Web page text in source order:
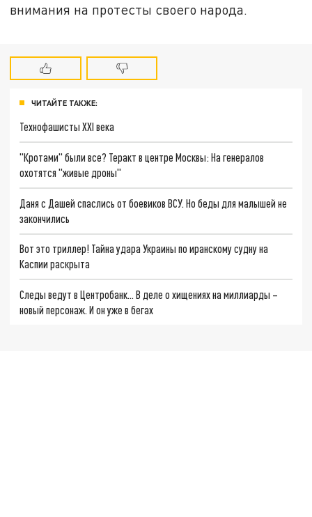
внимания на протесты своего народа.
ЧИТАЙТЕ ТАКЖЕ:
Технофашисты XXI века
"Кротами" были все? Теракт в центре Москвы: На генералов
охотятся "живые дроны"
Даня с Дашей спаслись от боевиков ВСУ. Но беды для малышей не
закончились
Вот это триллер! Тайна удара Украины по иранскому судну на
Каспии раскрыта
Следы ведут в Центробанк… В деле о хищениях на миллиарды –
новый персонаж. И он уже в бегах